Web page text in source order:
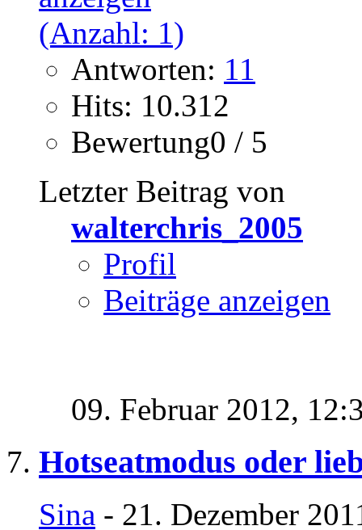
Antworten: 11
Hits: 10.312
Bewertung0 / 5
Letzter Beitrag von
walterchris_2005
Profil
Beiträge anzeigen
09. Februar 2012,
Hotseatmodus oder
Sina - 21. Dezember